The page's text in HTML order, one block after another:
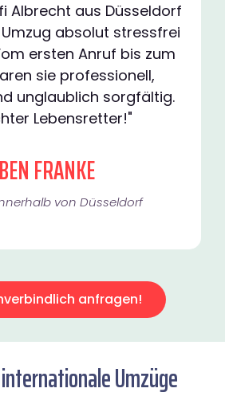
Albrecht aus Düsseldorf
absolut stressfrei
ersten Anruf bis zum
sie professionell,
unglaublich sorgfältig.
Lebensretter!"
BEN FRANKE
von Düsseldorf​
anfragen!
Umzüge